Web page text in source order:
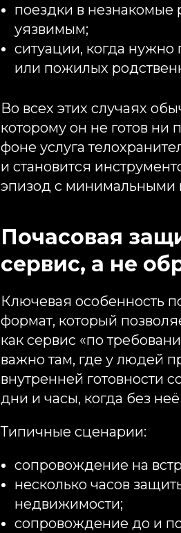
поездки в незнакомые
уязвимым;
ситуации, когда
или пожилых
Во всех этих случаях
которому он не готов ни
фоне услуга
и становится
эпизод с минимальными
Почасовая
сервис, а не
Ключевая особенность
формат, который
как сервис «по
важно там, где у людей
внутренней готовности
дни и часы, когда без
Типичные сценарии:
сопровождение на
несколько часов
недвижимости;
сопровождение до и